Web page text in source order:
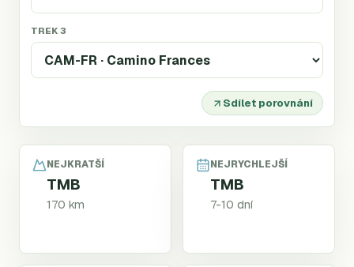
TREK 3
Sdílet porovnání
NEJKRATŠÍ
TMB
170 km
NEJRYCHLEJŠÍ
TMB
7-10 dní